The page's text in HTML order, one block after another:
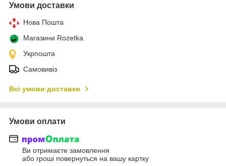
Умови доставки
Нова Пошта
Магазини Rozetka
Укрпошта
Самовивіз
Всі умови доставки
Умови оплати
Ви отримаєте замовлення
або гроші повернуться на вашу картку